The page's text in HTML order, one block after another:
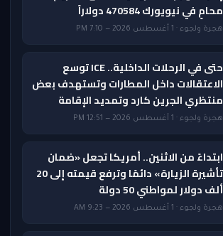
محامٍ في نيويورك 470584 دولاراً
هجرة ولجوء · 1 أغسطس 2026 — 7:10 PM
حتى في الرحلات الداخلية.. ICE توسع
الاعتقالات داخل المطارات وتستهدف بعض
منتظري الجرين كارد وتمديد الإقامة
هجرة ولجوء · 1 أغسطس 2026 — 12:51 PM
ابتداءً من الاثنين.. أمريكا تجعل «ضمان
تأشيرة الزيارة» دائمًا وترفع قيمته إلى 20
ألف دولار لمواطني 50 دولة
هجرة ولجوء · 1 أغسطس 2026 — 9:23 AM